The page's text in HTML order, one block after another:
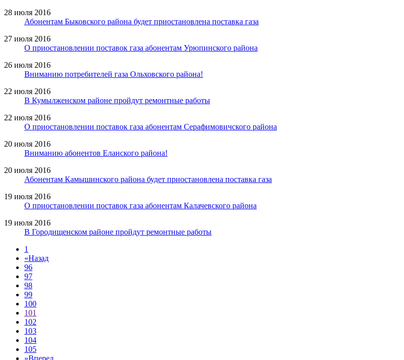
28 июля 2016
Абонентам Быковского района будет приостановлена поставка газа
27 июля 2016
О приостановлении поставок газа абонентам Урюпинского района
26 июля 2016
Вниманию потребителей газа Ольховского района!
22 июля 2016
В Кумылженском районе пройдут ремонтные работы
22 июля 2016
О приостановлении поставок газа абонентам Серафимовичского района
20 июля 2016
Вниманию абонентов Еланского района!
20 июля 2016
Абонентам Камышинского района будет приостановлена поставка газа
19 июля 2016
О приостановлении поставок газа абонентам Калачевского района
19 июля 2016
В Городищенском районе пройдут ремонтные работы
1
«Назад
96
97
98
99
100
101
102
103
104
105
»Вперед